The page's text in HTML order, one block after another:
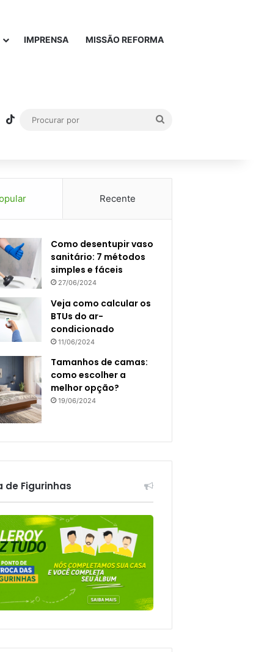
IMPRENSA MISSÃO REFORMA
TikTok
Recente
Como desentupir vaso
sanitário: 7 métodos
simples e fáceis
27/06/2024
Veja como calcular os
BTUs do ar-
condicionado
11/06/2024
Tamanhos de camas:
como escolher a
melhor opção?
19/06/2024
de Figurinhas